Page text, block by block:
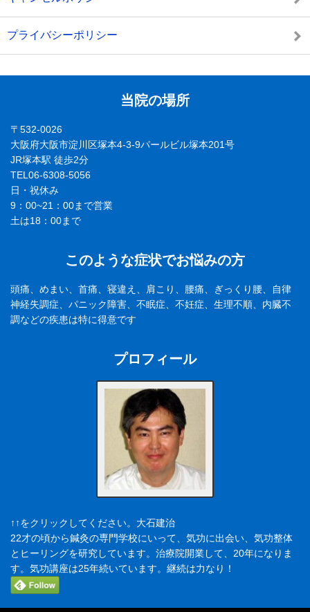
プライバシーポリシー
当院の場所
〒532-0026
大阪府大阪市淀川区塚本4-3-9パールビル塚本201号
JR塚本駅 徒歩2分
TEL06-6308-5056
日・祝休み
9：00~21：00まで営業
土は18：00まで
このような症状でお悩みの方
頭痛、めまい、首痛、寝違え、肩こり、腰痛、ぎっくり腰、自律
神経失調症、パニック障害、不眠症、不妊症、生理不順、内臓不
調などの疾患は特に得意です
プロフィール
↑↑をクリックしてください。大石建治
22才の頃から鍼灸の専門学校にいって、気功に出会い、気功整体
とヒーリングを研究しています。治療院開業して、20年になりま
す。気功講座は25年続いています。継続は力なり！